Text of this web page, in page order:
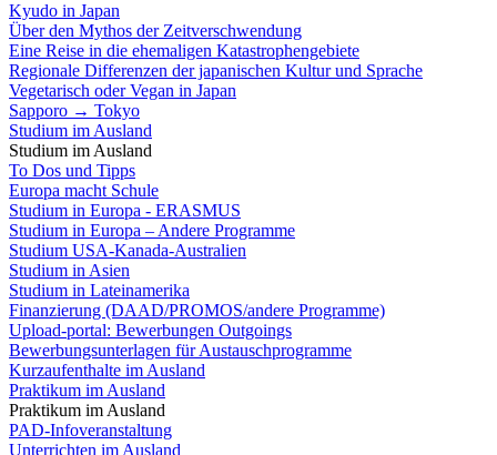
Kyudo in Japan
Über den Mythos der Zeitverschwendung
Eine Reise in die ehemaligen Katastrophengebiete
Regionale Differenzen der japanischen Kultur und Sprache
Vegetarisch oder Vegan in Japan
Sapporo → Tokyo
Studium im Ausland
Studium im Ausland
To Dos und Tipps
Europa macht Schule
Studium in Europa - ERASMUS
Studium in Europa – Andere Programme
Studium USA-Kanada-Australien
Studium in Asien
Studium in Lateinamerika
Finanzierung (DAAD/PROMOS/andere Programme)
Upload-portal: Bewerbungen Outgoings
Bewerbungsunterlagen für Austauschprogramme
Kurzaufenthalte im Ausland
Praktikum im Ausland
Praktikum im Ausland
PAD-Infoveranstaltung
Unterrichten im Ausland